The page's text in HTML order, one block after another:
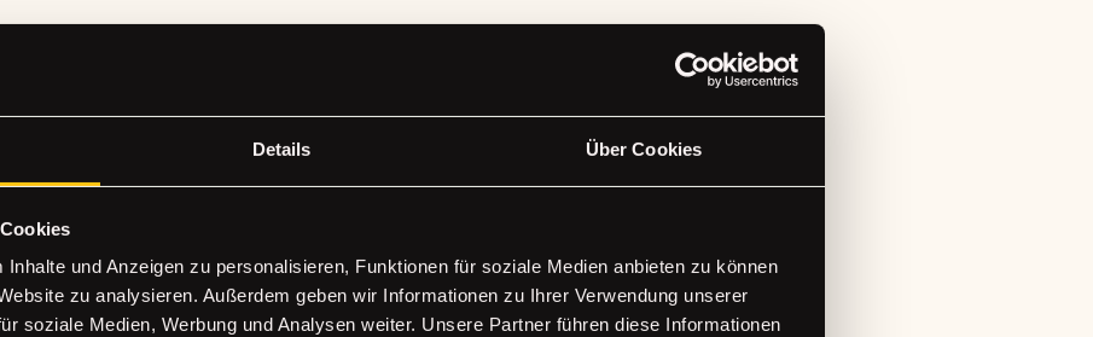
Details Über Cookies
und Anzeigen zu personalisieren, Funktionen für soziale Medien anbieten zu können
zu analysieren. Außerdem geben wir Informationen zu Ihrer Verwendung unserer
soziale Medien, Werbung und Analysen weiter. Unsere Partner führen diese Informationen
inklusive! Du musst nichts mitbringen
Auszeit im Herzen von Düsseldorf
könnt ihr für 9€ pro Stück erstellen